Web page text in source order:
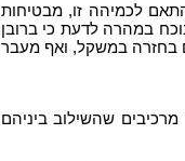
לכמיהה זו, מבטיחות
במהרה לדעת כי ברובן
בחזרה במשקל, ואף מעבר
שהשילוב ביניהם